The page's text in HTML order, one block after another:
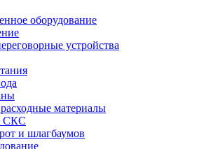
оборудование
устройства
материалы
СКС
и шлагбаумов